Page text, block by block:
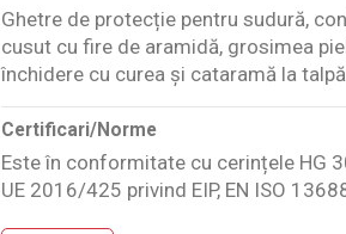
Ghetre de protecție pentru sudură,
cusut cu fire de aramidă, grosimea
închidere cu curea și cataramă la
Certificari/Norme
Este în conformitate cu cerințele HG
UE 2016/425 privind EIP, EN ISO